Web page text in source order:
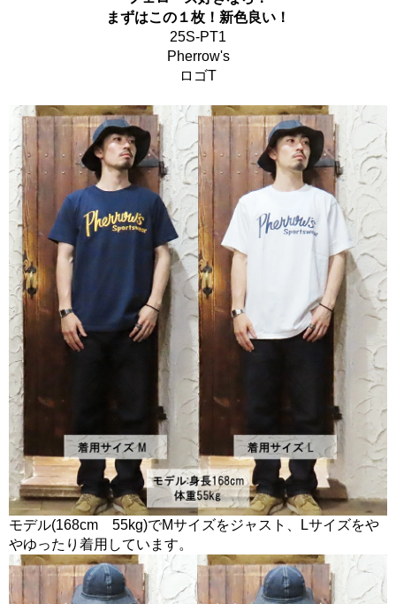
まずはこの１枚！新色良い！
25S-PT1
Pherrow's
ロゴT
モデル(168cm 55kg)でMサイズをジャスト、Lサイズをや
やゆったり着用しています。